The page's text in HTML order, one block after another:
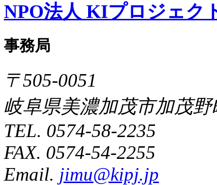
NPO法人 KIプロジェク
事務局
〒505-0051
岐阜県美濃加茂市加茂野
TEL. 0574-58-2235
FAX. 0574-54-2255
Email. jimu@kipj.jp